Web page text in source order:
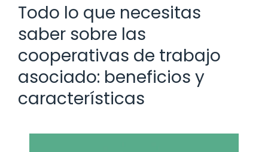
Todo lo que necesitas
saber sobre las
cooperativas de trabajo
asociado: beneficios y
características